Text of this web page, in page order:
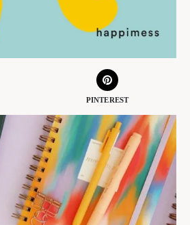
PINTEREST